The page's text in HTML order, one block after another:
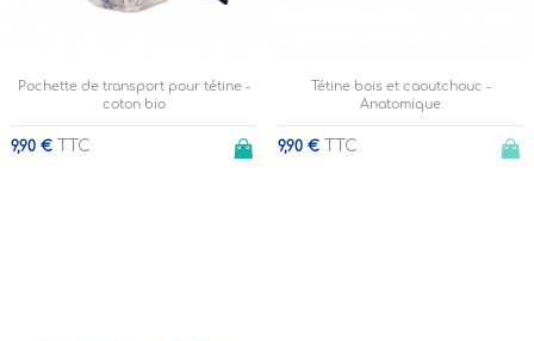
Pochette de transport pour tétine -
coton bio
9,90 € TTC
Tétine bois et caoutchouc -
Anatomique
9,90 € TTC